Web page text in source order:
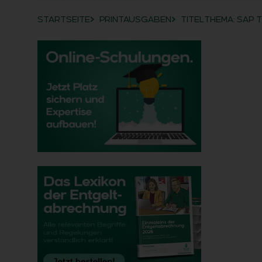
Breadcrumb-Navigation
STARTSEITE PRINTAUSGABEN TITELTHEMA: SAP